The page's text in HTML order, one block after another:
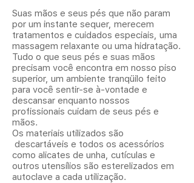
Suas mãos e seus pés que não param
por um instante sequer, merecem
tratamentos e cuidados especiais, uma
massagem relaxante ou uma hidratação.
Tudo o que seus pés e suas mãos
precisam você encontra em nosso piso
superior, um ambiente tranqüilo feito
para você sentir-se à-vontade e
descansar enquanto nossos
profissionais cuidam de seus pés e
mãos.
Os materiais utilizados são
descartáveis e todos os acessórios
como alicates de unha, cutículas e
outros utensílios são esterelizados em
autoclave a cada utilização.